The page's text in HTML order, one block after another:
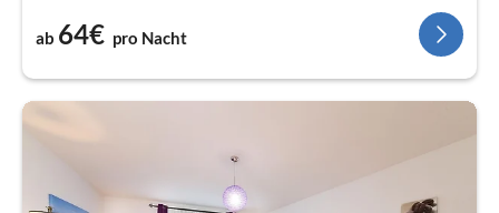
ab 64€ pro Nacht